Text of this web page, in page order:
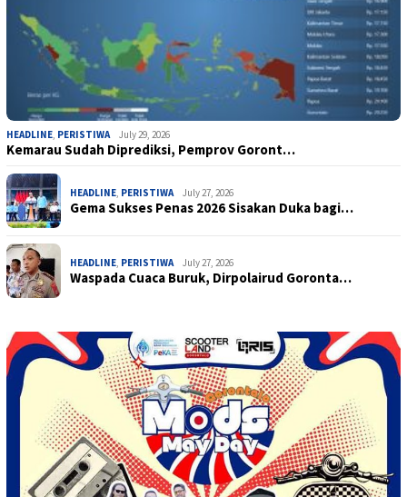
HEADLINE, PERISTIWA July 29, 2026
Kemarau Sudah Diprediksi, Pemprov Goront…
HEADLINE, PERISTIWA July 27, 2026
Gema Sukses Penas 2026 Sisakan Duka bagi…
HEADLINE, PERISTIWA July 27, 2026
Waspada Cuaca Buruk, Dirpolairud Goronta…